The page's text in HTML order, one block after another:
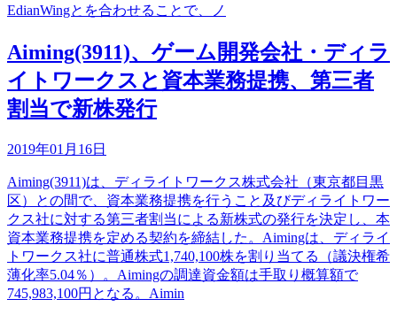
EdianWingとを合わせることで、ノ
Aiming(3911)、ゲーム開発会社・ディラ
イトワークスと資本業務提携、第三者
割当で新株発行
2019年01月16日
Aiming(3911)は、ディライトワークス株式会社（東京都目黒
区）との間で、資本業務提携を行うこと及びディライトワー
クス社に対する第三者割当による新株式の発行を決定し、本
資本業務提携を定める契約を締結した。Aimingは、ディライ
トワークス社に普通株式1,740,100株を割り当てる（議決権希
薄化率5.04％）。Aimingの調達資金額は手取り概算額で
745,983,100円となる。Aimin